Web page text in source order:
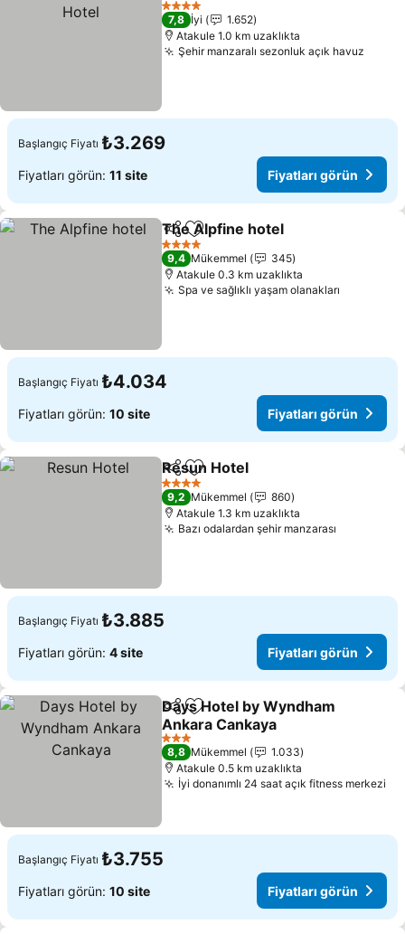
4 Yıldız
7,8 İyi
1.652
Atakule 1.0 km uzaklıkta
Şehir manzaralı sezonluk açık havuz
Başlangıç Fiyatı ₺3.269
Fiyatları görün: 11 site Fiyatları görün
PaylaşFavorilerime ekle
The Alpfine hotel
4 Yıldız
9,4 Mükemmel
345
Atakule 0.3 km uzaklıkta
Spa ve sağlıklı yaşam olanakları
Başlangıç Fiyatı ₺4.034
Fiyatları görün: 10 site Fiyatları görün
PaylaşFavorilerime ekle
Resun Hotel
4 Yıldız
9,2 Mükemmel
860
Atakule 1.3 km uzaklıkta
Bazı odalardan şehir manzarası
Başlangıç Fiyatı ₺3.885
Fiyatları görün: 4 site Fiyatları görün
PaylaşFavorilerime ekle
Days Hotel by Wyndham
Ankara Cankaya
Fiyatları görün
3 Yıldız
8,8 Mükemmel
1.033
Atakule 0.5 km uzaklıkta
İyi donanımlı 24 saat açık fitness merkezi
Başlangıç Fiyatı ₺3.755
Fiyatları görün: 10 site Fiyatları görün